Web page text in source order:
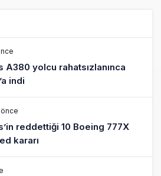
A380 yolcu rahatsızlanınca
indi
reddettiği 10 Boeing 777X
kararı